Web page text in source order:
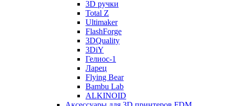
3D ручки
Total Z
Ultimaker
FlashForge
3DQuality
3DiY
Гелиос-1
Ларец
Flying Bear
Bambu Lab
ALKINOID